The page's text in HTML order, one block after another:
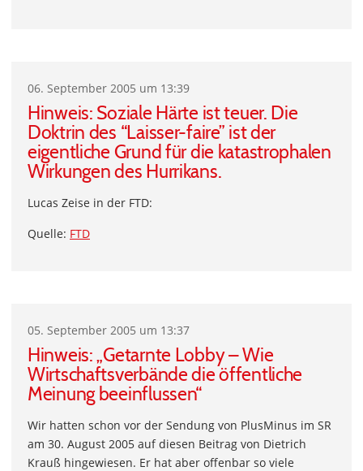
06. September 2005 um 13:39
Hinweis: Soziale Härte ist teuer. Die
Doktrin des “Laisser-faire” ist der
eigentliche Grund für die katastrophalen
Wirkungen des Hurrikans.
Lucas Zeise in der FTD:
Quelle: FTD
05. September 2005 um 13:37
Hinweis: „Getarnte Lobby – Wie
Wirtschaftsverbände die öffentliche
Meinung beeinflussen“
Wir hatten schon vor der Sendung von PlusMinus im SR
am 30. August 2005 auf diesen Beitrag von Dietrich
Krauß hingewiesen. Er hat aber offenbar so viele